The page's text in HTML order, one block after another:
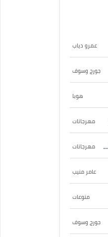
عمرو دياب
جورج وسوف
هوبا
مهرجانات
مهرجانات
عامر منيب
منوعات
جورج وسوف